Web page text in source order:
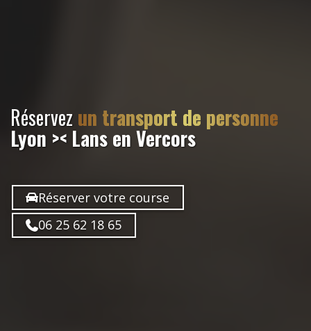
Réservez un transport de personne
Lyon >< Lans en Vercors
Réserver votre course
06 25 62 18 65